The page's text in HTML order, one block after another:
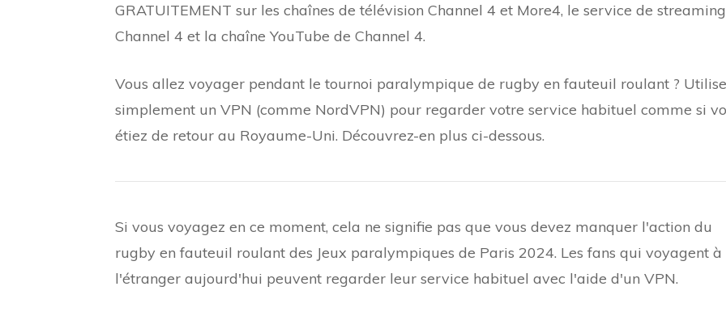
GRATUITEMENT sur les chaînes de télévision Channel 4 et More4, le service de streaming
Channel 4 et la chaîne YouTube de Channel 4.
Vous allez voyager pendant le tournoi paralympique de rugby en fauteuil roulant ?
simplement un VPN (comme NordVPN) pour regarder votre service habituel comme si
étiez de retour au Royaume-Uni. Découvrez-en plus ci-dessous.
Si vous voyagez en ce moment, cela ne signifie pas que vous devez manquer l'action du
rugby en fauteuil roulant des Jeux paralympiques de Paris 2024. Les fans qui voyagent à
l'étranger aujourd'hui peuvent regarder leur service habituel avec l'aide d'un VPN.